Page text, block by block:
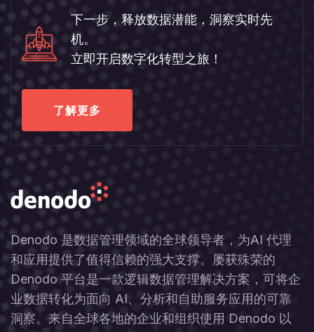
下一步，释放数据潜能，洞察实时先
机。
立即开启数字化转型之旅！
了解更多
Denodo 是数据管理领域的全球领导者，为AI 代理
和应用提供了值得信赖的强大支撑。屡获殊荣的
Denodo 平台是一款逻辑数据管理解决方案，可将企
业数据转化为面向 AI、分析和自助服务应用的可靠
洞察。来自全球各地的企业和组织使用 Denodo 以